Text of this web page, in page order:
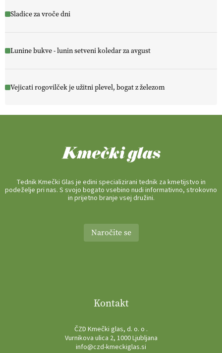
Sladice za vroče dni
Lunine bukve - lunin setveni koledar za avgust
Vejicati rogovilček je užitni plevel, bogat z železom
Tednik Kmečki Glas je edini specializirani tednik za kmetijstvo in
podeželje pri nas. S svojo bogato vsebino nudi informativno, strokovno
in prijetno branje vsej družini.
Naročite se
Kontakt
ČZD Kmečki glas, d. o. o .
Vurnikova ulica 2, 1000 Ljubljana
info@czd-kmeckiglas.si